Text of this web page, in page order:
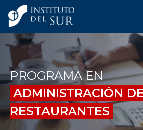
PROGRAMA EN
ADMINISTRACIÓN DE
RESTAURANTES